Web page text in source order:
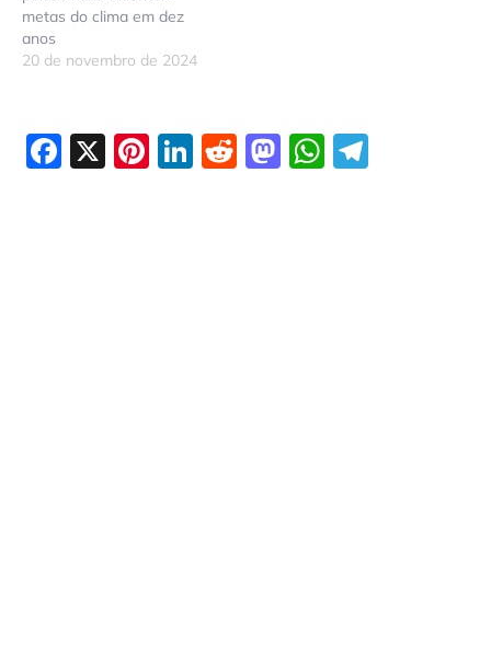
metas do clima em dez
anos
20 de novembro de 2024
Facebook
X Pinterest
LinkedIn
Reddit
Mastodon